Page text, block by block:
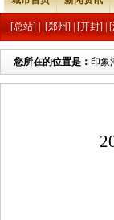
[总站] [郑州] [开封]
您所在的位置是： 印象